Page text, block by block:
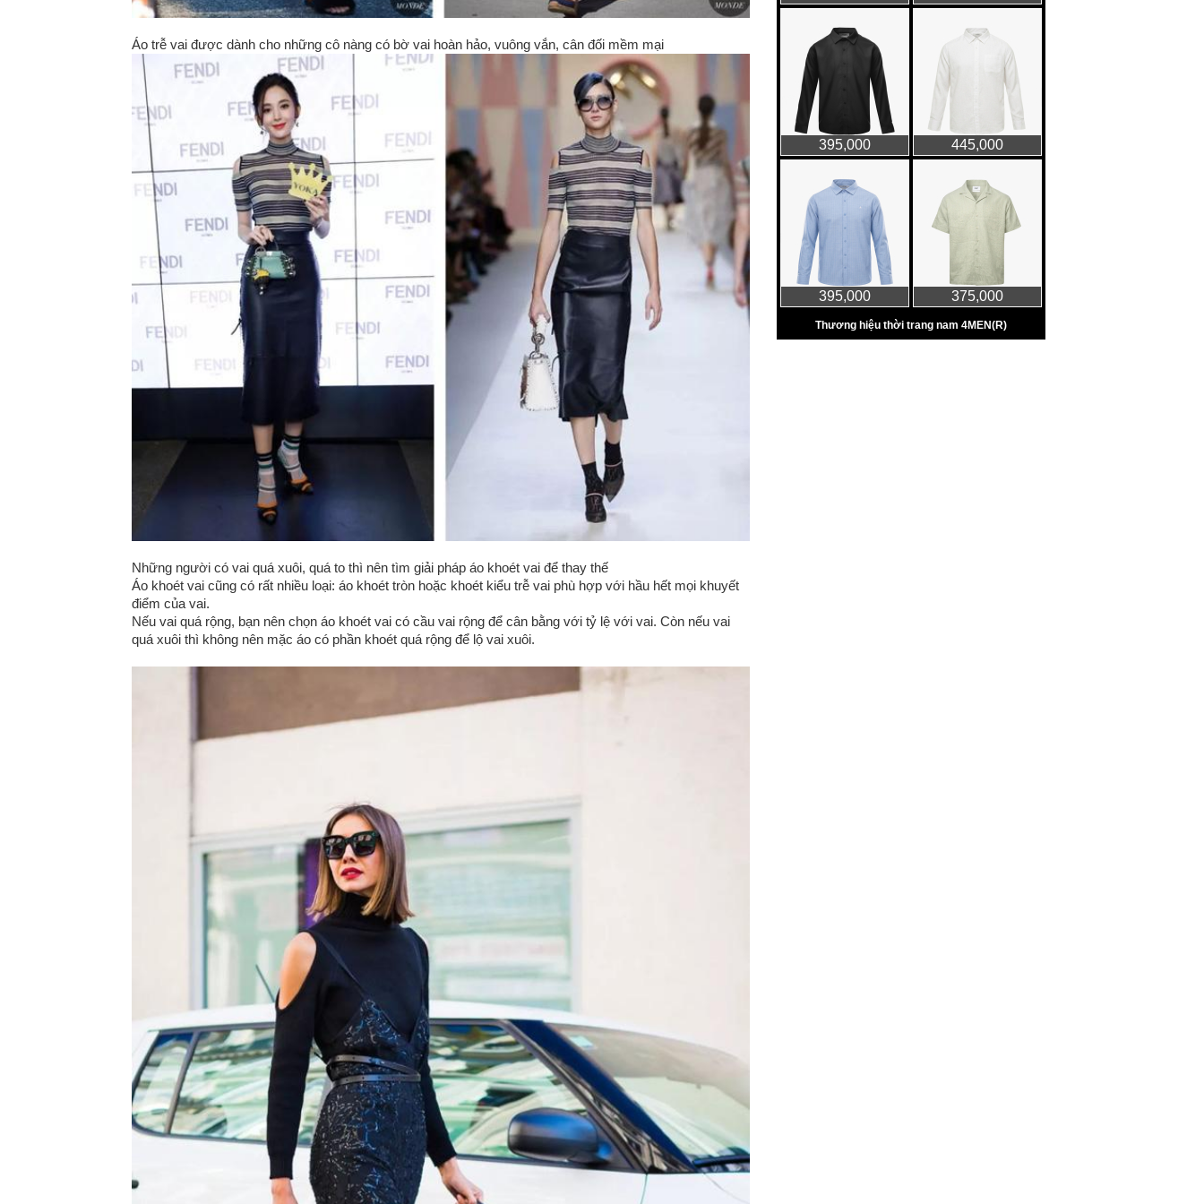
Áo trễ vai được dành cho những cô nàng có bờ vai hoàn hảo, vuông vắn, cân đối mềm mại
Những người có vai quá xuôi, quá to thì nên tìm giải pháp áo khoét vai để thay thế
Áo khoét vai cũng có rất nhiều loại: áo khoét tròn hoặc khoét kiểu trễ vai phù hợp với hầu hết mọi khuyết
điểm của vai.
Nếu vai quá rộng, bạn nên chọn áo khoét vai có cầu vai rộng để cân bằng với tỷ lệ với vai. Còn nếu vai
quá xuôi thì không nên mặc áo có phần khoét quá rộng để lộ vai xuôi.